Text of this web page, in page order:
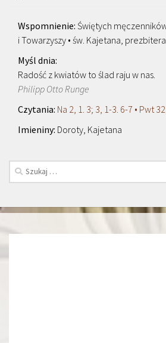
Świętych
i Towarzyszy • św. Kajetana, prezbitera
Radość z kwiatów to ślad raju w nas.
Philipp Otto Runge
Na 2, 1. 3; 3, 1-3. 6-7 • Pwt
Doroty, Kajetana
Szukaj: